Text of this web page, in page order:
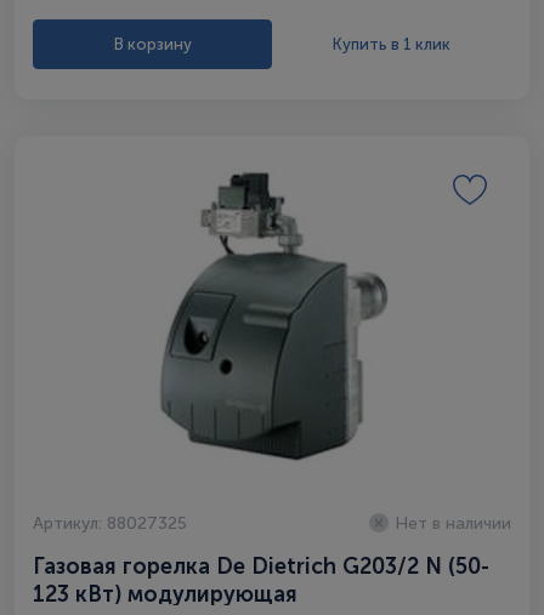
В корзину Купить в 1 клик
Артикул: 88027325 Нет в наличии
Газовая горелка De Dietrich G203/2 N (50-
123 кВт) модулирующая